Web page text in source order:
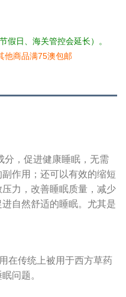
假日、海关管控会延长）。
他商品满75澳包邮
分，促进健康睡眠，无需
作用；还可以有效的缩短
力，改善睡眠质量，减少
自然舒适的睡眠。尤其是
在传统上被用于西方草药
问题。